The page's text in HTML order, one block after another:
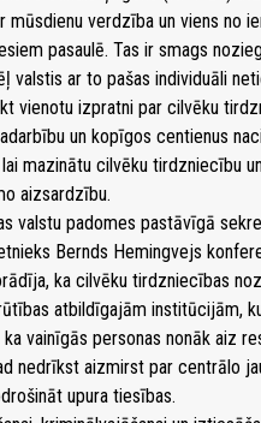
mūsdienu verdzība un viens no
pasaulē. Tas ir smags
valstis ar to pašas individuāli
vienotu izpratni par cilvēku
un kopīgos centienus
mazinātu cilvēku tirdzniecību
aizsardzību.
valstu padomes pastāvīgā
Bernds Hemingvejs
ka cilvēku tirdzniecības
atbildīgajām institūcijām,
vainīgās personas nonāk aiz
nedrīkst aizmirst par centrālo
upura tiesības.